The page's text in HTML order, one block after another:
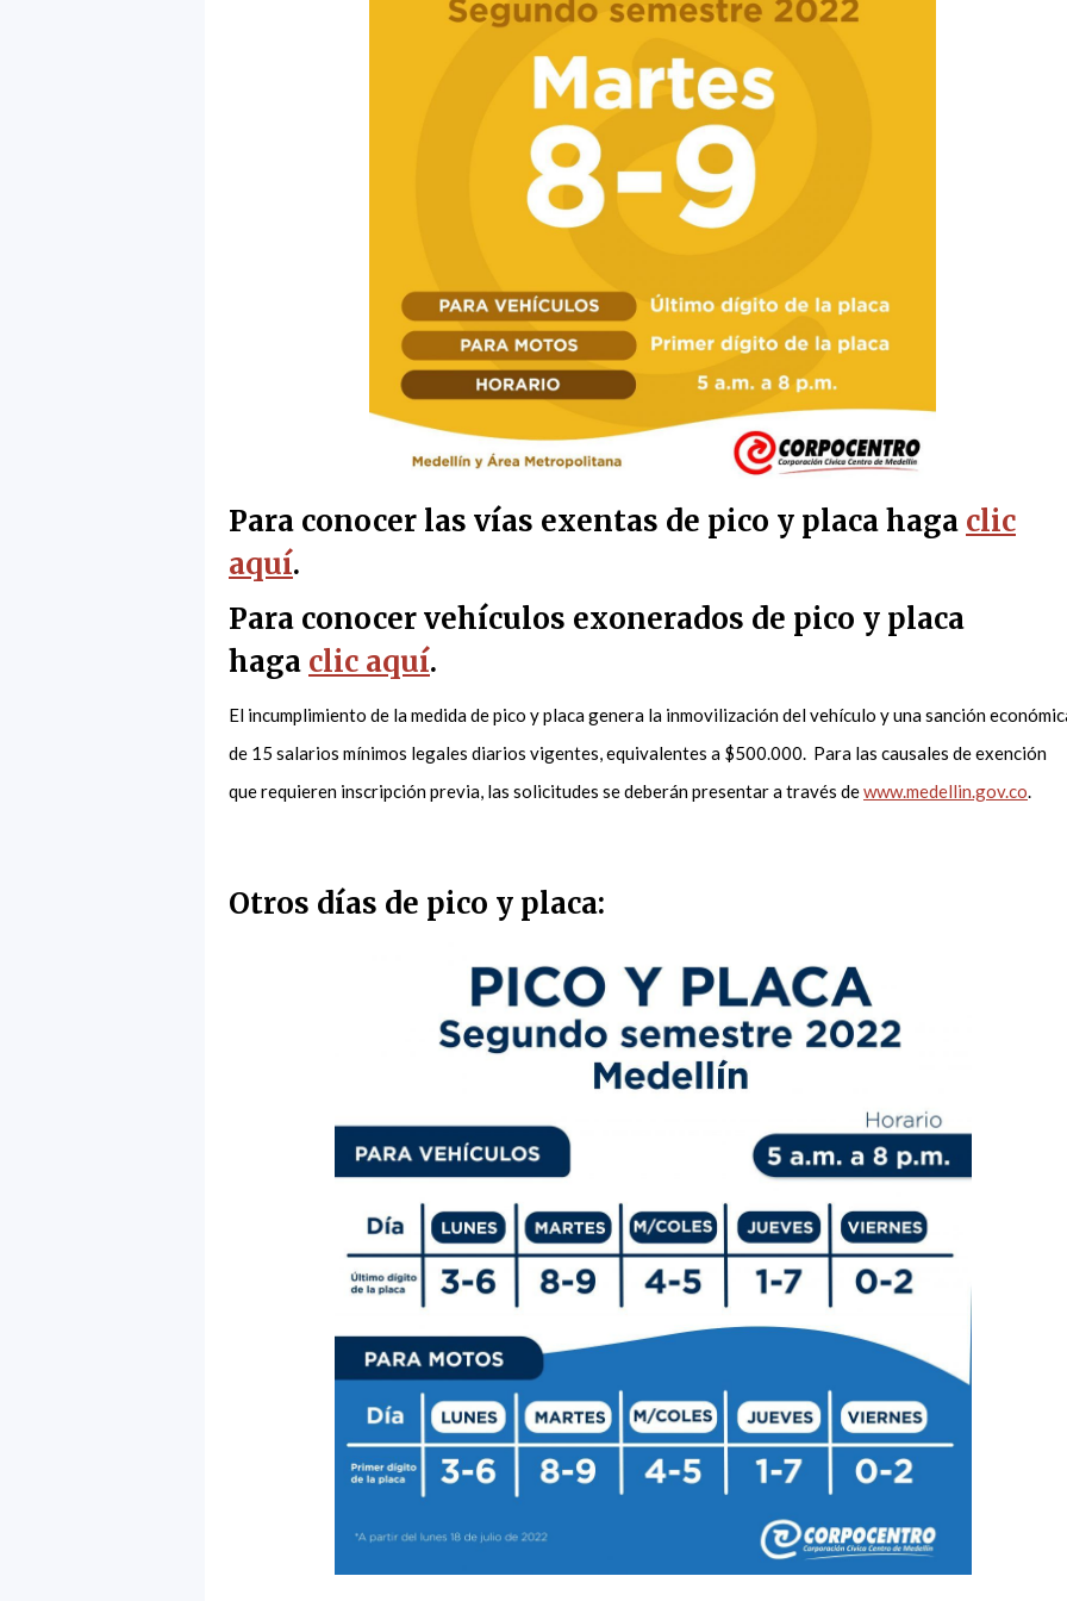
Para conocer las vías exentas de pico y placa haga clic
aquí.
Para conocer vehículos exonerados de pico y placa
haga clic aquí.
El incumplimiento de la medida de pico y placa genera la inmovilización del vehículo y una sanción
de 15 salarios mínimos legales diarios vigentes, equivalentes a $500.000. Para las causales de exención
que requieren inscripción previa, las solicitudes se deberán presentar a través dewww.medellin.gov.co.
Otros días de pico y placa: